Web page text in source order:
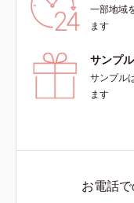
一部地域
ます
サンプ
サンプル
ます
お電話